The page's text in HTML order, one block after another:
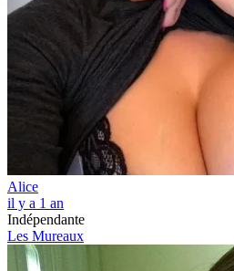
Alice
il y a 1 an
Indépendante
Les Mureaux